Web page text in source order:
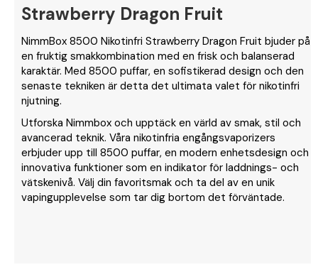
Strawberry Dragon Fruit
NimmBox 8500 Nikotinfri Strawberry Dragon Fruit bjuder på
en fruktig smakkombination med en frisk och balanserad
karaktär. Med 8500 puffar, en sofistikerad design och den
senaste tekniken är detta det ultimata valet för nikotinfri
njutning.
Utforska Nimmbox och upptäck en värld av smak, stil och
avancerad teknik. Våra nikotinfria engångsvaporizers
erbjuder upp till 8500 puffar, en modern enhetsdesign och
innovativa funktioner som en indikator för laddnings- och
vätskenivå. Välj din favoritsmak och ta del av en unik
vapingupplevelse som tar dig bortom det förväntade.